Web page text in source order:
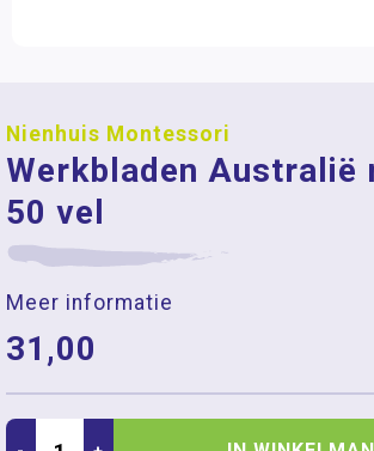
Nienhuis Montessori
Werkbladen Australië
50 vel
Meer informatie
31,00